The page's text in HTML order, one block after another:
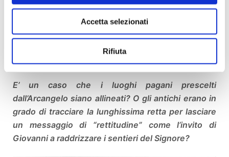
Accetta selezionati
Rifiuta
E’ un caso che i luoghi pagani prescelti
dall’Arcangelo siano allineati? O gli antichi erano in
grado di tracciare la lunghissima retta per lasciare
un messaggio di “rettitudine” come l’invito di
Giovanni a raddrizzare i sentieri del Signore?